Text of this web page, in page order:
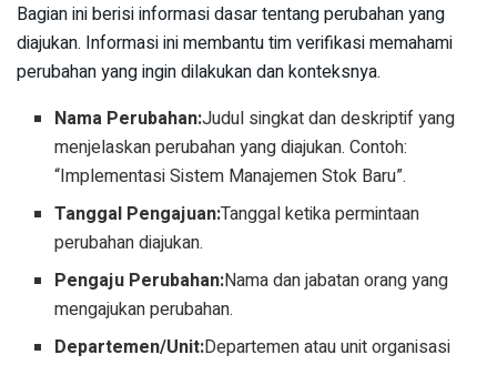
Bagian ini berisi informasi dasar tentang perubahan yang
diajukan. Informasi ini membantu tim verifikasi memahami
perubahan yang ingin dilakukan dan konteksnya.
Nama Perubahan:Judul singkat dan deskriptif yang
menjelaskan perubahan yang diajukan. Contoh:
“Implementasi Sistem Manajemen Stok Baru”.
Tanggal Pengajuan:Tanggal ketika permintaan
perubahan diajukan.
Pengaju Perubahan:Nama dan jabatan orang yang
mengajukan perubahan.
Departemen/Unit:Departemen atau unit organisasi